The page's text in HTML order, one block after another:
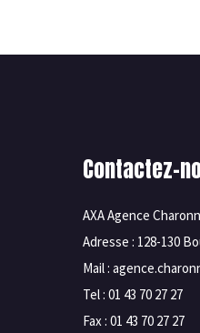
Contactez-
AXA Agence
Adresse : 128-130
Mail :
Tel : 01 43 70 27 27
Fax : 01 43 70 27 27